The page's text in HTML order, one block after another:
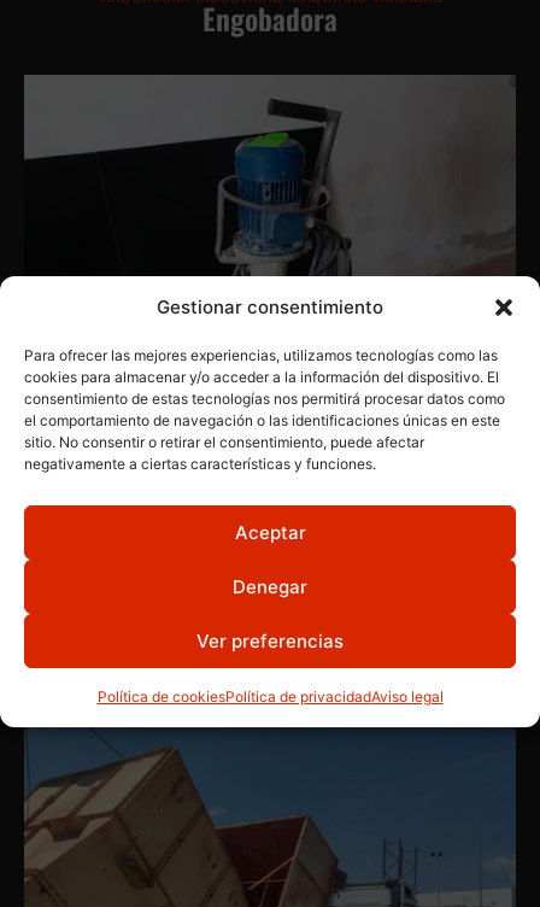
Gestionar consentimiento
Para ofrecer las mejores experiencias, utilizamos tecnologías como las
cookies para almacenar y/o acceder a la información del dispositivo. El
consentimiento de estas tecnologías nos permitirá procesar datos como
el comportamiento de navegación o las identificaciones únicas en este
sitio. No consentir o retirar el consentimiento, puede afectar
negativamente a ciertas características y funciones.
Aceptar
Denegar
Ver preferencias
Política de cookiesPolítica de privacidadAviso legal
Engobadora
MAQUINARIA INDUSTRIAL,MAQUINAS VARIADAS
Agitador